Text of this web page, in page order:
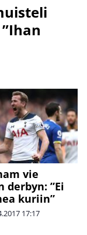
vie
derbyn: ”Ei
kuriin”
17:17